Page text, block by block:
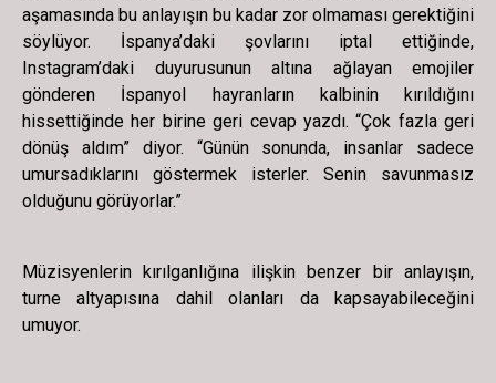
aşamasında bu anlayışın bu kadar zor olmaması gerektiğini
söylüyor. İspanya’daki şovlarını iptal ettiğinde,
Instagram’daki duyurusunun altına ağlayan emojiler
gönderen İspanyol hayranların kalbinin kırıldığını
hissettiğinde her birine geri cevap yazdı. “Çok fazla geri
dönüş aldım” diyor. “Günün sonunda, insanlar sadece
umursadıklarını göstermek isterler. Senin savunmasız
olduğunu görüyorlar.”
Müzisyenlerin kırılganlığına ilişkin benzer bir anlayışın,
turne altyapısına dahil olanları da kapsayabileceğini
umuyor.